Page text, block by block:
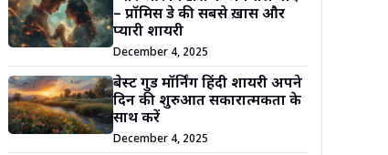
– प्रॉमिस डे की सबसे ख़ास और
प्यारी शायरी
December 4, 2025
बेस्ट गुड मॉर्निंग हिंदी शायरी अपने
दिन की शुरुआत सकारात्मकता के
साथ करें
December 4, 2025